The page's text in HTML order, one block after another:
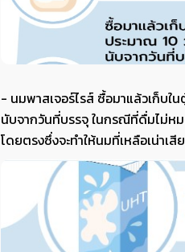
- นมพาสเจอร์ไรส์ ซื้อมาแล้วเก็บใ
นับจากวันที่บรรจุ ในกรณีที่ดื่มไม่หม
โดยตรงซึ่งจะทำให้นมที่เหลือเน่าเสี